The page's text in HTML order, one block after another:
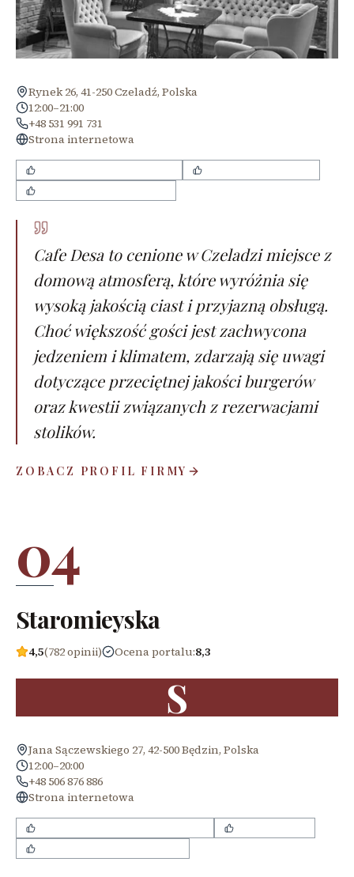
Rynek 26, 41-250 Czeladź, Polska
12:00–21:00
+48 531 991 731
Strona internetowa
Cafe Desa to cenione w Czeladzi miejsce z
domową atmosferą, które wyróżnia się
wysoką jakością ciast i przyjazną obsługą.
Choć większość gości jest zachwycona
jedzeniem i klimatem, zdarzają się uwagi
dotyczące przeciętnej jakości burgerów
oraz kwestii związanych z rezerwacjami
stolików.
ZOBACZ PROFIL FIRMY
04
Staromieyska
4,5(782 opinii) Ocena portalu:8,3
S
Jana Sączewskiego 27, 42-500 Będzin, Polska
12:00–20:00
+48 506 876 886
Strona internetowa